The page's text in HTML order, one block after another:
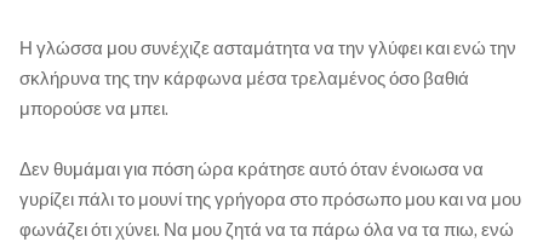
Η γλώσσα μου συνέχιζε ασταμάτητα να την γλύφει και ενώ την
σκλήρυνα της την κάρφωνα μέσα τρελαμένος όσο βαθιά
μπορούσε να μπει.
Δεν θυμάμαι για πόση ώρα κράτησε αυτό όταν ένοιωσα να
γυρίζει πάλι το μουνί της γρήγορα στο πρόσωπο μου και να μου
φωνάζει ότι χύνει. Να μου ζητά να τα πάρω όλα να τα πιω, ενώ